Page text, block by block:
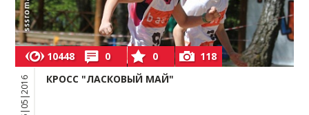
10448 0 0 118
15|05|2016 КРОСС "ЛАСКОВЫЙ МАЙ"